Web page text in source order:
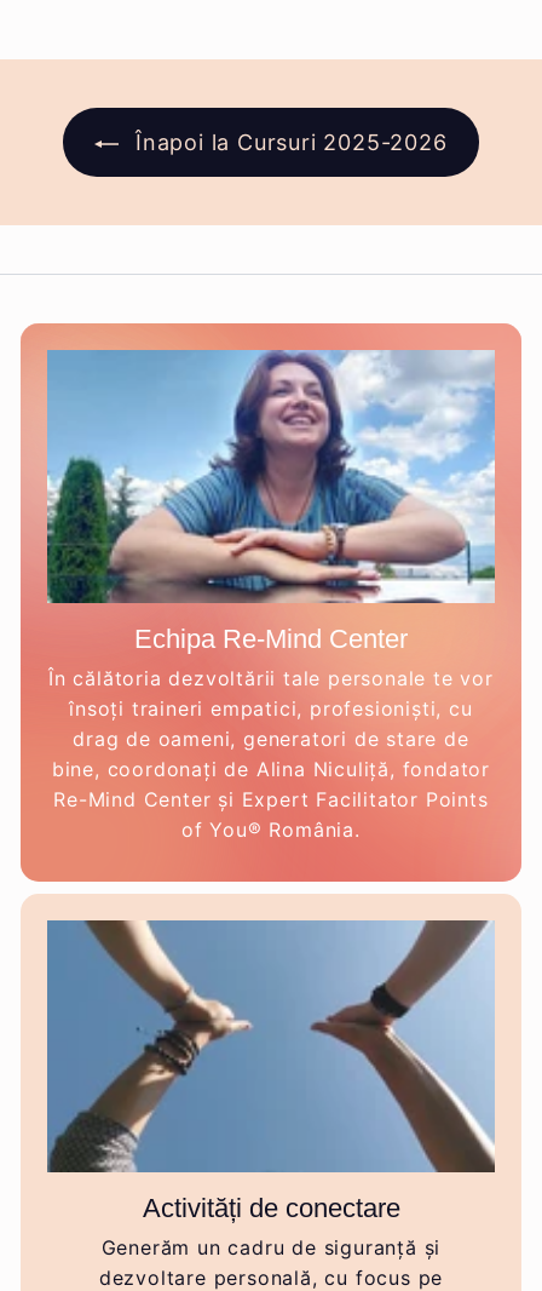
Înapoi la Cursuri 2025-2026
Echipa Re-Mind Center
În călătoria dezvoltării tale personale te vor
însoți traineri empatici, profesioniști, cu
drag de oameni, generatori de stare de
bine, coordonați de Alina Niculiță, fondator
Re-Mind Center și Expert Facilitator Points
of You® România.
Activități de conectare
Generăm un cadru de siguranță și
dezvoltare personală, cu focus pe